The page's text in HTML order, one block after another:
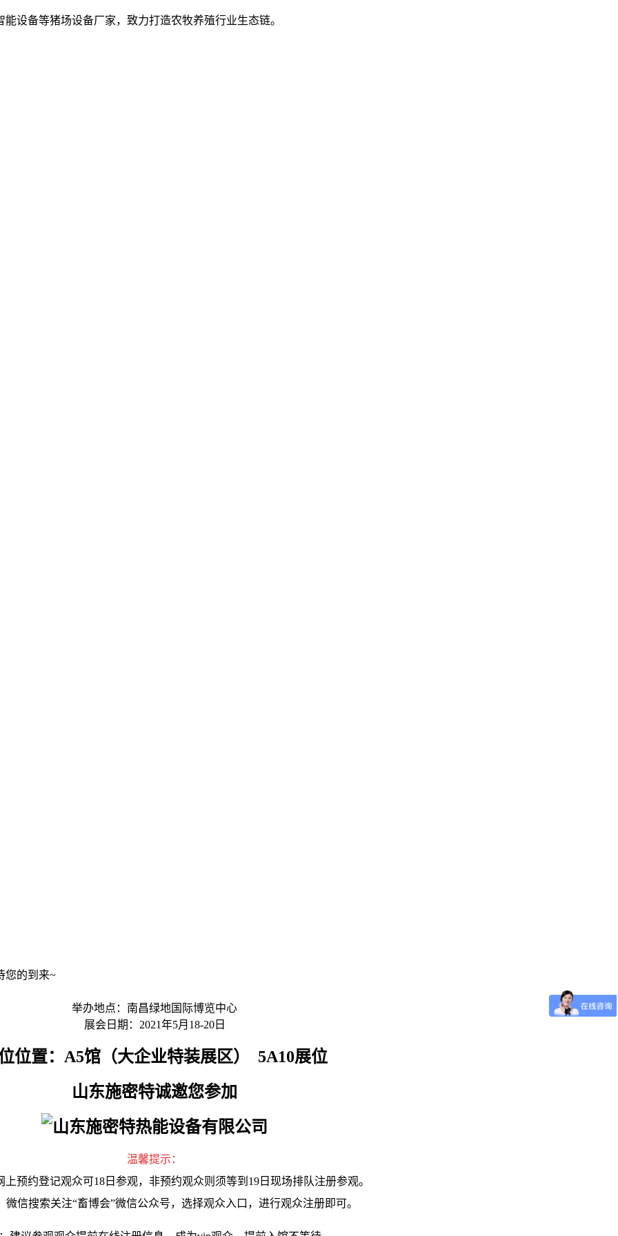
设备等猪场设备厂家，致力打造农牧养殖行业生态链。
您的到来~
举办地点：南昌绿地国际博览中心
展会日期：2021年5月18-20日
位置：A5馆（大企业特装展区） 5A10展位
山东施密特诚邀您参加
温馨提示：
上预约登记观众可18日参观，非预约观众则须等到19日现场排队注册参观。
微信搜索关注“畜博会”微信公众号，选择观众入口，进行观众注册即可。